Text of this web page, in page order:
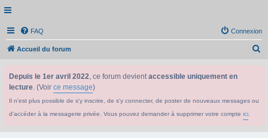
FAQ Connexion
Accueil du forum
Depuis le 1er avril 2022, ce forum devientaccessible uniquement en
lecture. (Voir ce message)
Il n'est plus possible de s'y inscrire, de s'y connecter, de poster de nouveaux messages ou
d'accéder à la messagerie privée. Vous pouvez demander à supprimer votre compte ici